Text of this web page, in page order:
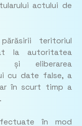
actului de
teritoriul
la autoritatea
și eliberarea
cu date false, a
în scurt timp a
în mod